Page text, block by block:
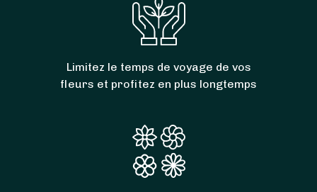
Limitez le temps de voyage de vos
fleurs et profitez en plus longtemps